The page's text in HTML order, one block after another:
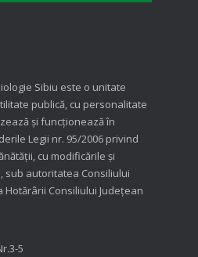
Sibiu este o unitate
publică, cu personalitate
şi funcţionează în
Legii nr. 95/2006 privind
cu modificările şi
sub autoritatea Consiliului
Hotărârii Consiliului Judeţean
5